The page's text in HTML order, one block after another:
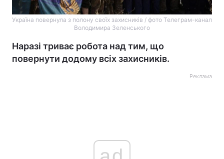
Україна повернула з полону своїх захисників / фото Телеграм-канал
Володимира Зеленського
Наразі триває робота над тим, що
повернути додому всіх захисників.
Реклама